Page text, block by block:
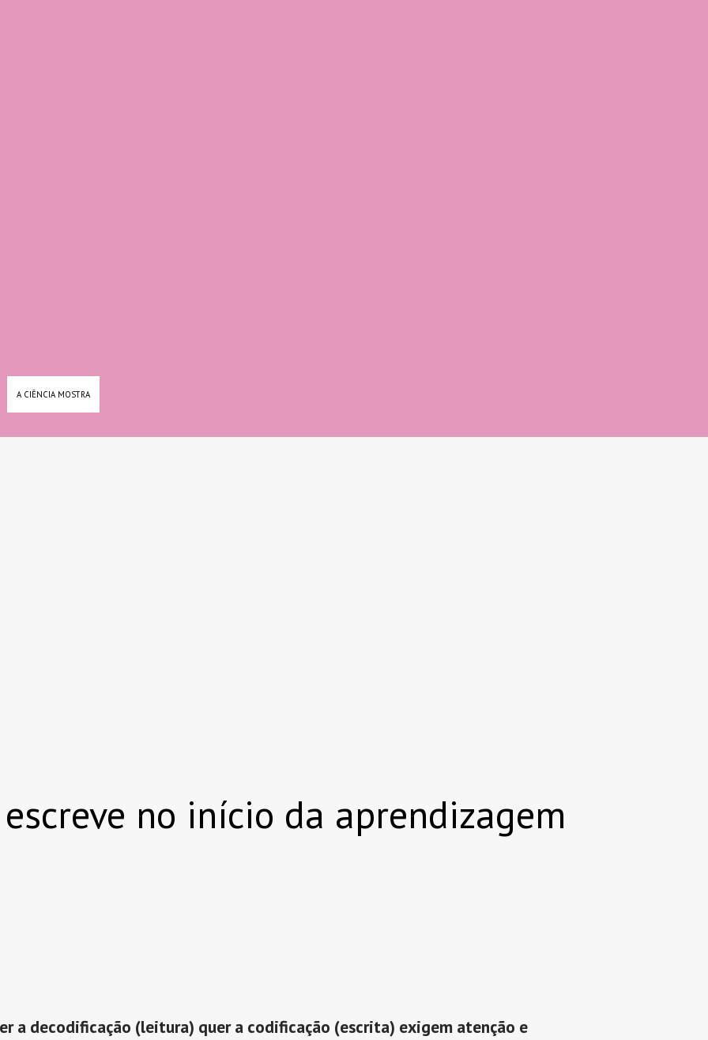
A CIÊNCIA MOSTRA
no início da aprendizagem
a decodificação (leitura) quer a codificação (escrita) exigem atenção e